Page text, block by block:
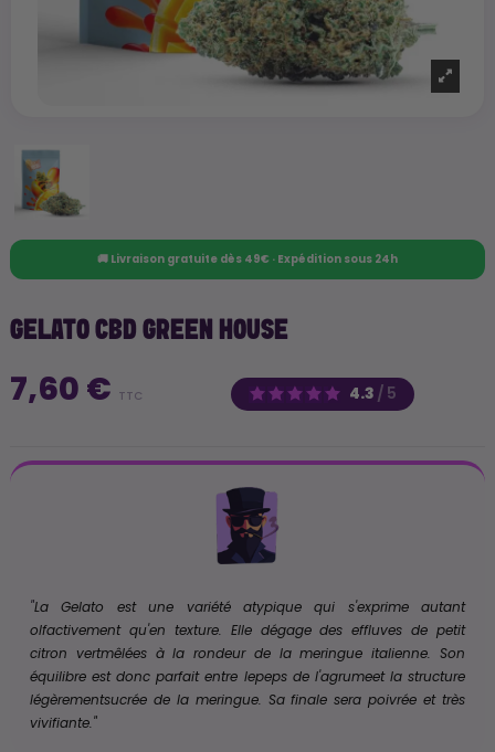
🚚 Livraison gratuite dès 49€ · Expédition sous 24h
GELATO CBD GREEN HOUSE
4.3 / 5
7,60 € TTC
La Gelato est une variété atypique qui s'exprime autant
olfactivement qu'en texture. Elle dégage des effluves de petit
citron vertmêlées à la rondeur de la meringue italienne. Son
équilibre est donc parfait entre lepeps de l'agrumeet la structure
légèrementsucrée de la meringue. Sa finale sera poivrée et très
vivifiante."